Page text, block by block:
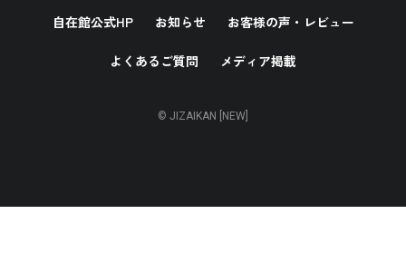
自在館公式HP お知らせ お客様の声・レビュー
よくあるご質問 メディア掲載
© JIZAIKAN [NEW]